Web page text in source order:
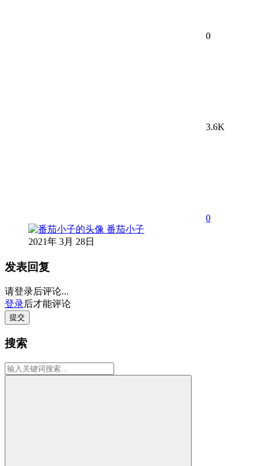
0
3.6K
0
番茄小子
2021年 3月 28日
发表回复
请登录后评论...
登录后才能评论
提交
搜索